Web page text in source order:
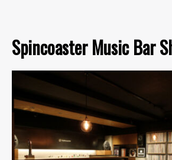
Spincoaster Music Bar